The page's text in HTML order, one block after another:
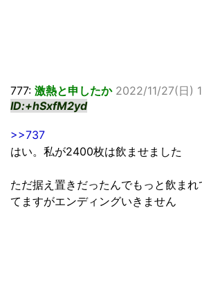
777: 激熱と申したか 2022/11/27(日)
ID:+hSxfM2yd
>>737
はい。私が2400枚は飲ませました
ただ据え置きだったんでもっと飲ま
てますがエンディングいきません